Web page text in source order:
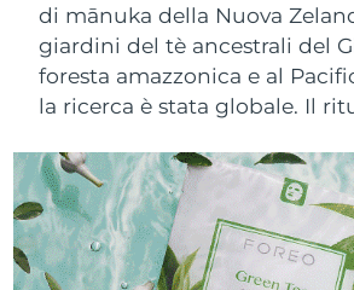
di mānuka della Nuova
giardini del tè ancestrali del
foresta amazzonica e al
la ricerca è stata globale. Il
LUNA™ 4 Plus
Massage, LED heating
LUNA™ 4 Men
For men, anti-aging
BEAR™ 2 go
Microcurrent toning
BEAR™ 2 eyes &
Microcurrent line
Idratazione
UFO™ 3
Deep facial hydration
UFO™ 3 LED
Near-infrared and red
device
Igiene
issa™ 4
Hybrid silicone sonic
issa™ 4 plus
Smart hybrid silicone
TRATTAMENTI ANTI-AGE
Anti-age
NEW
Bosnia ed
Erzegovina
Brunei
Bulgaria
Canada
Cile